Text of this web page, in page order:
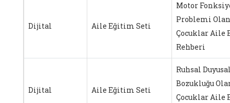
Dijital Aile Eğitim Seti
Motor
Problemi Olan
Çocuklar Aile
Rehberi
Dijital Aile Eğitim Seti
Ruhsal
Bozukluğu
Çocuklar Aile